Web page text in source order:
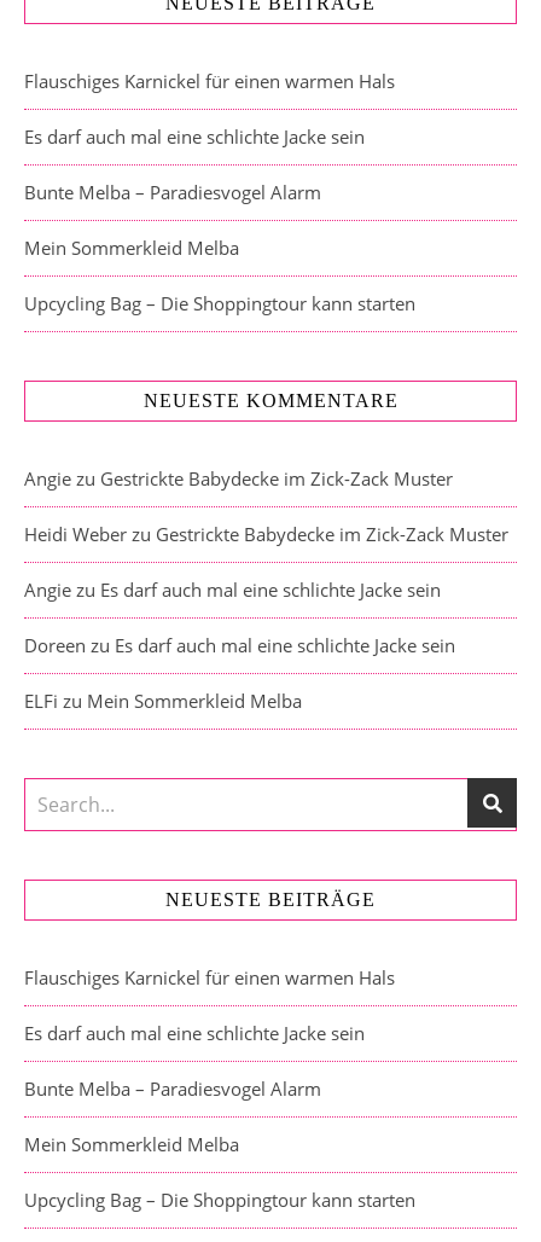
Flauschiges Karnickel für einen warmen Hals
Es darf auch mal eine schlichte Jacke sein
Bunte Melba – Paradiesvogel Alarm
Mein Sommerkleid Melba
Upcycling Bag – Die Shoppingtour kann starten
NEUESTE KOMMENTARE
Angie zu Gestrickte Babydecke im Zick-Zack Muster
Heidi Weber zu Gestrickte Babydecke im Zick-Zack Muster
Angie zu Es darf auch mal eine schlichte Jacke sein
Doreen zu Es darf auch mal eine schlichte Jacke sein
ELFi zu Mein Sommerkleid Melba
NEUESTE BEITRÄGE
Flauschiges Karnickel für einen warmen Hals
Es darf auch mal eine schlichte Jacke sein
Bunte Melba – Paradiesvogel Alarm
Mein Sommerkleid Melba
Upcycling Bag – Die Shoppingtour kann starten